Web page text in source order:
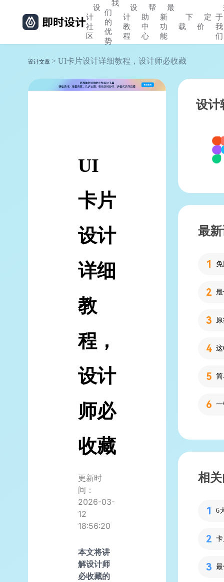
设
计
社
区
我
们
的
优
势
设
计
教
程
帮
助
中
心
最
新
功
能
下
载
定
价
于
我
们
设计文章 > UI卡片设计详细教程，设计师必收藏
UI
卡片
设计
详细
教
程，
设计
师必
收藏
更新时
间：
2026-03-
12
18:56:20
本文将讲
解设计师
必收藏的
设计
最
相
6